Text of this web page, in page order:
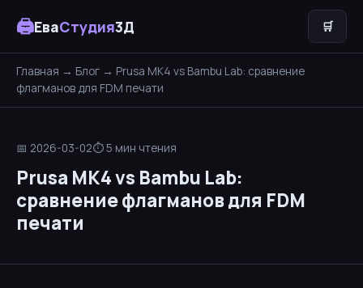
🖨ЕваСтудия3Д 🛒
Главная → Блог → Prusa MK4 vs Bambu Lab: сравнение
флагманов для FDM печати
📅 2026-03-02⏱ 5 мин чтения
Prusa MK4 vs Bambu Lab:
сравнение флагманов для FDM
печати